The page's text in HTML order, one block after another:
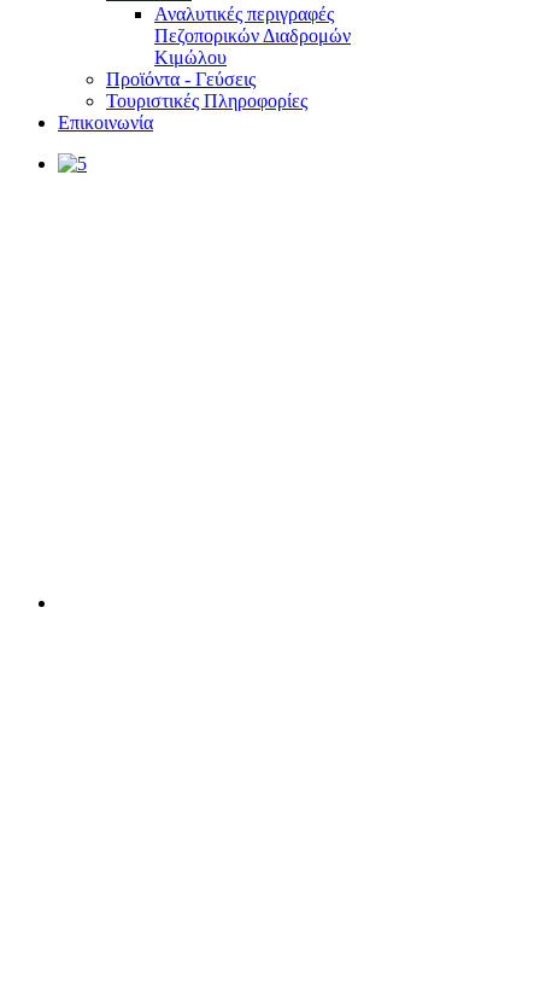
Αναλυτικές περιγραφές
Πεζοπορικών Διαδρομών
Κιμώλου
Προϊόντα - Γεύσεις
Τουριστικές Πληροφορίες
Επικοινωνία